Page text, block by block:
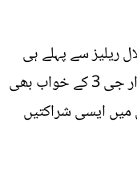
ریلیز سے پہلے ہی
بند کر دی گئی جبکہ ہانیا عامر کی سردار جی 3 کے خواب بھی
میں ایسی شراکتیں